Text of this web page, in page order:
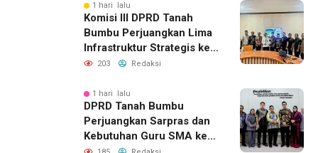
1 hari lalu
Komisi III DPRD Tanah
Bumbu Perjuangkan Lima
Infrastruktur Strategis ke
BPJN XI Banjarmasin
203 Redaksi
1 hari lalu
DPRD Tanah Bumbu
Perjuangkan Sarpras dan
Kebutuhan Guru SMA ke